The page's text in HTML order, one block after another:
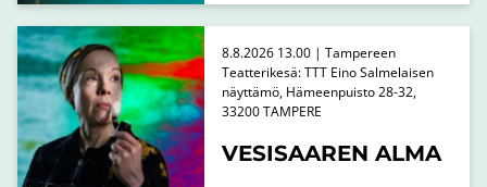
VESISAAREN ALMA
8.8.2026 13.00 | Tampereen
Teatterikesä: TTT Eino Salmelaisen
näyttämö, Hämeenpuisto 28-32,
33200 TAMPERE